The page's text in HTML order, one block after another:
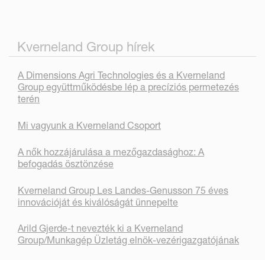
Kverneland Group hírek
A Dimensions Agri Technologies és a Kverneland
Group együttműködésbe lép a precíziós permetezés
terén
Mi vagyunk a Kverneland Csoport
A nők hozzájárulása a mezőgazdasághoz: A
befogadás ösztönzése
Kverneland Group Les Landes-Genusson 75 éves
innovációját és kiválóságát ünnepelte
Arild Gjerde-t nevezték ki a Kverneland
Group/Munkagép Üzletág elnök-vezérigazgatójának